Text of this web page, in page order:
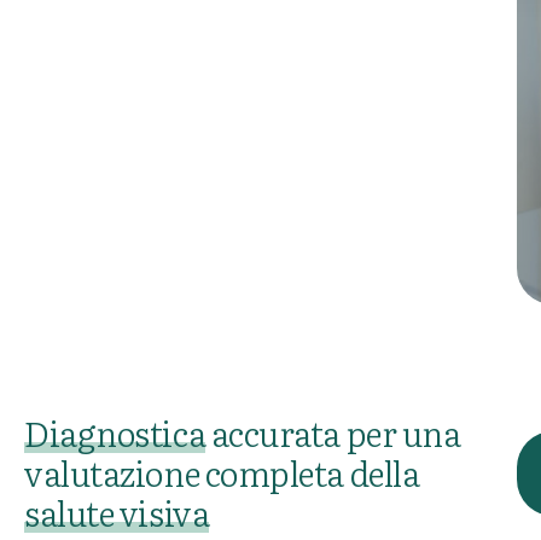
Diagnosticaaccurata per una
valutazione completa della
salute visiva